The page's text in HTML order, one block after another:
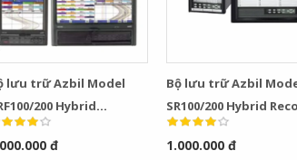
lưu trữ Azbil Model
200 Hybrid
đ
Bộ lưu trữ Azbil
SR100/200 Hybrid
1.000.000 đ